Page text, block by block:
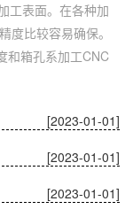
工表面。在各种加
度比较容易确保。
和箱孔系加工CNC
[2023-01-01]
[2023-01-01]
[2023-01-01]